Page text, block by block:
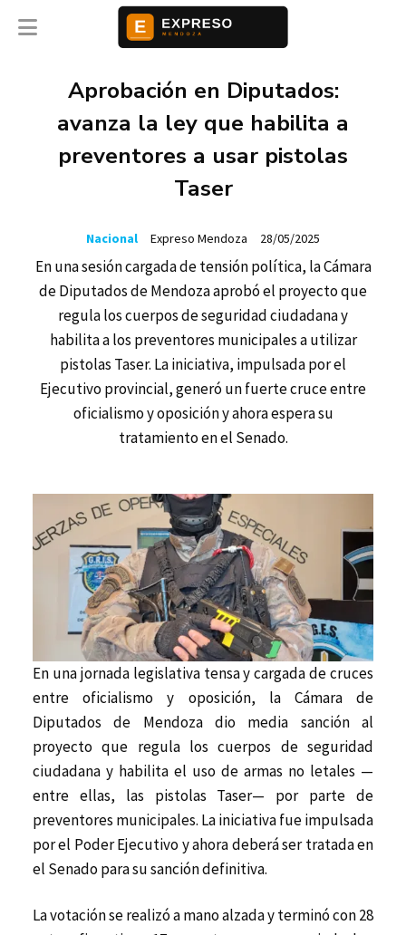
Aprobación en Diputados:
avanza la ley que habilita a
preventores a usar pistolas
Taser
En una sesión cargada de tensión política, la Cámara
de Diputados de Mendoza aprobó el proyecto que
regula los cuerpos de seguridad ciudadana y
habilita a los preventores municipales a utilizar
pistolas Taser. La iniciativa, impulsada por el
Ejecutivo provincial, generó un fuerte cruce entre
oficialismo y oposición y ahora espera su
tratamiento en el Senado.
Nacional 28/05/2025
Expreso Mendoza
En una jornada legislativa tensa y cargada de cruces
entre oficialismo y oposición, la Cámara de
Diputados de Mendoza dio media sanción al
proyecto que regula los cuerpos de seguridad
ciudadana y habilita el uso de armas no letales —
entre ellas, las pistolas Taser— por parte de
preventores municipales. La iniciativa fue impulsada
por el Poder Ejecutivo y ahora deberá ser tratada en
el Senado para su sanción definitiva.
La votación se realizó a mano alzada y terminó con 28